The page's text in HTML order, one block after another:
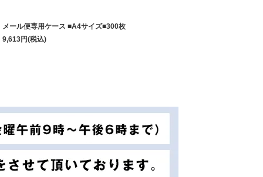
メール便専用ケース ■A4サイズ■300枚
9,613円(税込)